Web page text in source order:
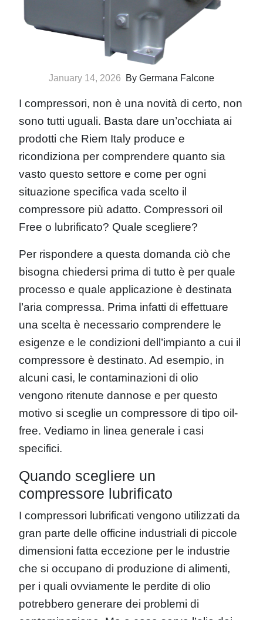
January 14, 2026 By Germana Falcone
I compressori, non è una novità di certo, non
sono tutti uguali. Basta dare un’occhiata ai
prodotti che Riem Italy produce e
ricondiziona per comprendere quanto sia
vasto questo settore e come per ogni
situazione specifica vada scelto il
compressore più adatto. Compressori oil
Free o lubrificato? Quale scegliere?
Per rispondere a questa domanda ciò che
bisogna chiedersi prima di tutto è per quale
processo e quale applicazione è destinata
l’aria compressa. Prima infatti di effettuare
una scelta è necessario comprendere le
esigenze e le condizioni dell’impianto a cui il
compressore è destinato. Ad esempio, in
alcuni casi, le contaminazioni di olio
vengono ritenute dannose e per questo
motivo si sceglie un compressore di tipo oil-
free. Vediamo in linea generale i casi
specifici.
Quando scegliere un
compressore lubrificato
I compressori lubrificati vengono utilizzati da
gran parte delle officine industriali di piccole
dimensioni fatta eccezione per le industrie
che si occupano di produzione di alimenti,
per i quali ovviamente le perdite di olio
potrebbero generare dei problemi di